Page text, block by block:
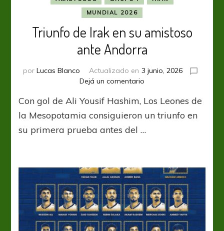
MUNDIAL 2026
Triunfo de Irak en su amistoso
ante Andorra
por Lucas Blanco Actualizado en 3 junio, 2026
Dejá un comentario
de
Irak
su
Con gol de Ali Yousif Hashim, Los Leones de
la Mesopotamia consiguieron un triunfo en
su primera prueba antes del …